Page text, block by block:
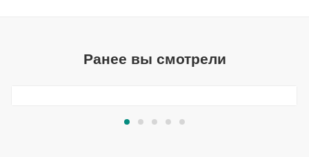
Ранее вы смотрели